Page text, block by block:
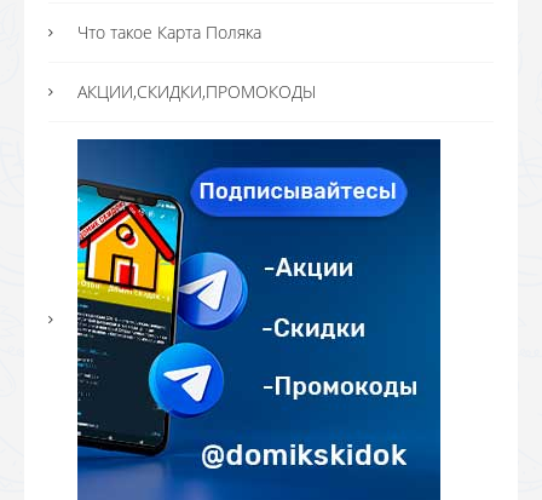
Что такое Карта Поляка
АКЦИИ,СКИДКИ,ПРОМОКОДЫ